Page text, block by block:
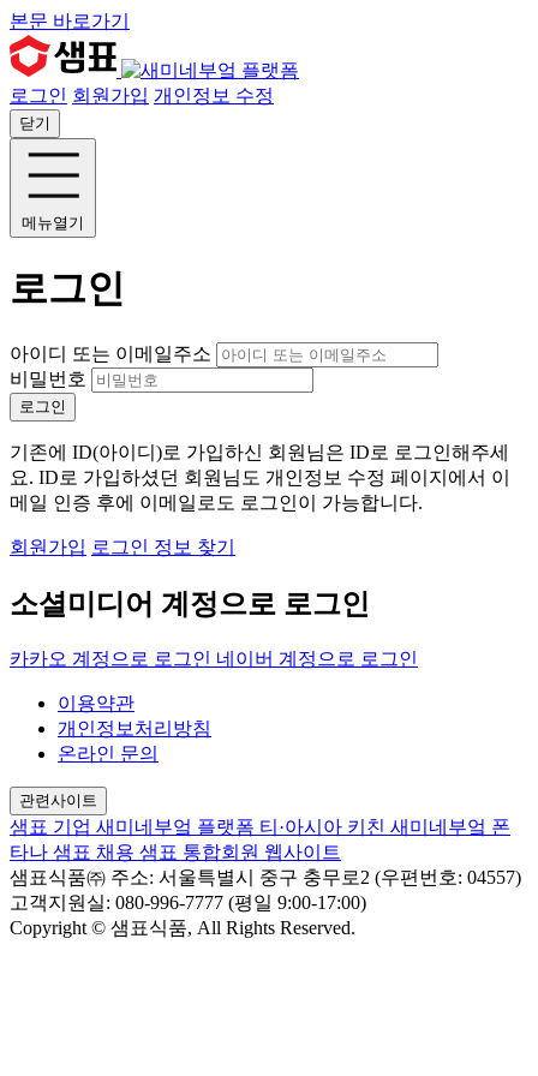
본문 바로가기
로그인 회원가입 개인정보 수정
닫기
메뉴열기
로그인
아이디 또는 이메일주소
비밀번호
로그인
기존에 ID(아이디)로 가입하신 회원님은 ID로 로그인해주세
요. ID로 가입하셨던 회원님도 개인정보 수정 페이지에서 이
메일 인증 후에 이메일로도 로그인이 가능합니다.
회원가입 로그인 정보 찾기
소셜미디어 계정으로 로그인
카카오 계정으로 로그인 네이버 계정으로 로그인
이용약관
개인정보처리방침
온라인 문의
관련사이트
샘표 기업 새미네부엌 플랫폼 티·아시아 키친 새미네부엌 폰
타나 샘표 채용 샘표 통합회원 웹사이트
샘표식품㈜ 주소: 서울특별시 중구 충무로2 (우편번호: 04557)
고객지원실: 080-996-7777 (평일 9:00-17:00)
Copyright © 샘표식품, All Rights Reserved.